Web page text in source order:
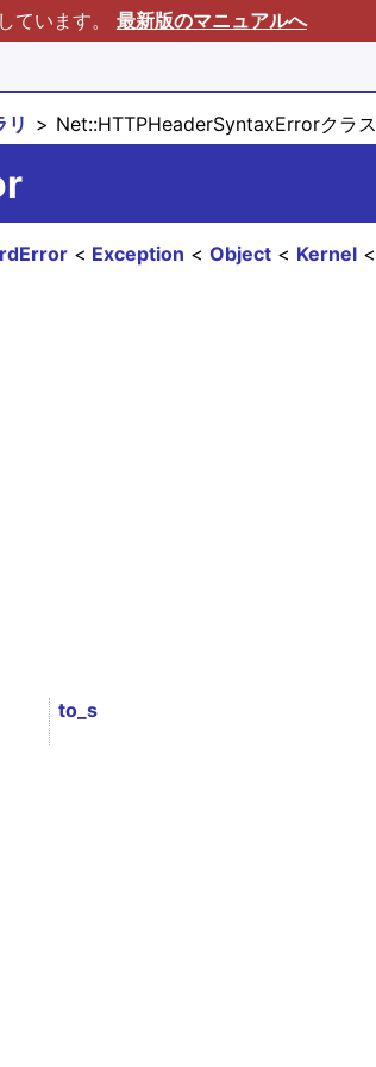
ています。 最新版のマニュアルへ
Net::HTTPHeaderSyntaxErrorクラス
Kernel
Object
Exception
to_s